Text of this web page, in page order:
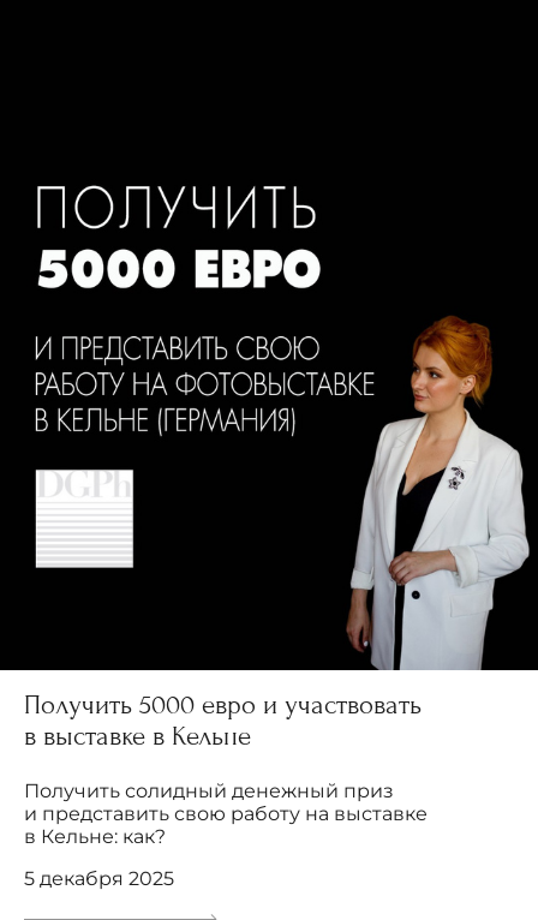
Получить 5000 евро и участвовать
в выставке в Кельне
Получить солидный денежный приз
и представить свою работу на выставке
в Кельне: как?
5 декабря 2025